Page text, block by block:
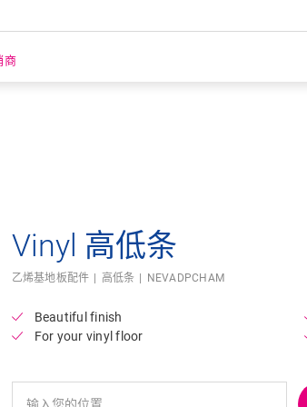
商
Vinyl 高低条
乙烯基地板配件 高低条 NEVADPCHAM
Beautiful finish
For your vinyl floor